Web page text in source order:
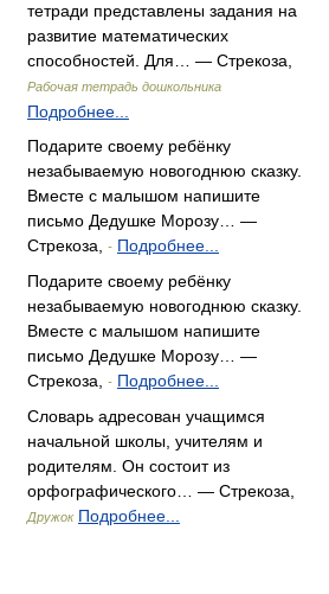
тетради представлены задания на
развитие математических
способностей. Для… — Стрекоза,
Рабочая тетрадь дошкольника
Подробнее...
Подарите своему ребёнку
незабываемую новогоднюю сказку.
Вместе с малышом напишите
письмо Дедушке Морозу… —
Стрекоза,
- Подробнее...
Подарите своему ребёнку
незабываемую новогоднюю сказку.
Вместе с малышом напишите
письмо Дедушке Морозу… —
Стрекоза,
- Подробнее...
Словарь адресован учащимся
начальной школы, учителям и
родителям. Он состоит из
орфографического… — Стрекоза,
Дружок Подробнее...